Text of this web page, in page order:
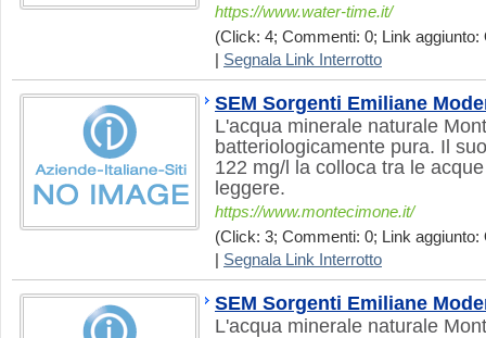
https://www.water-time.it/
(Click: 4; Commenti: 0; Link aggiunto:
Segnala Link Interrotto
SEM Sorgenti Emiliane
L'acqua minerale naturale
batteriologicamente pura. Il
122 mg/l la colloca tra le
leggere.
https://www.montecimone.it/
(Click: 3; Commenti: 0; Link aggiunto:
Segnala Link Interrotto
SEM Sorgenti Emiliane
L'acqua minerale naturale